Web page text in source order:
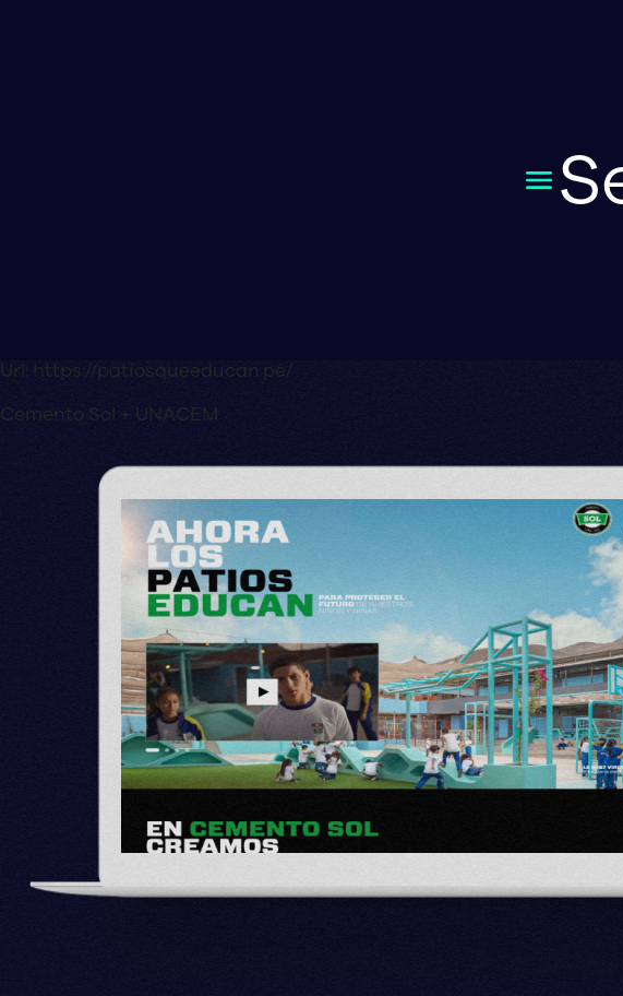
Url: https://patiosqueeducan.pe/
Cemento Sol + UNACEM